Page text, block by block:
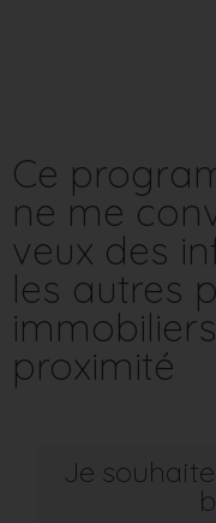
Ce
ne me
veux des
les autres
proximité
Je